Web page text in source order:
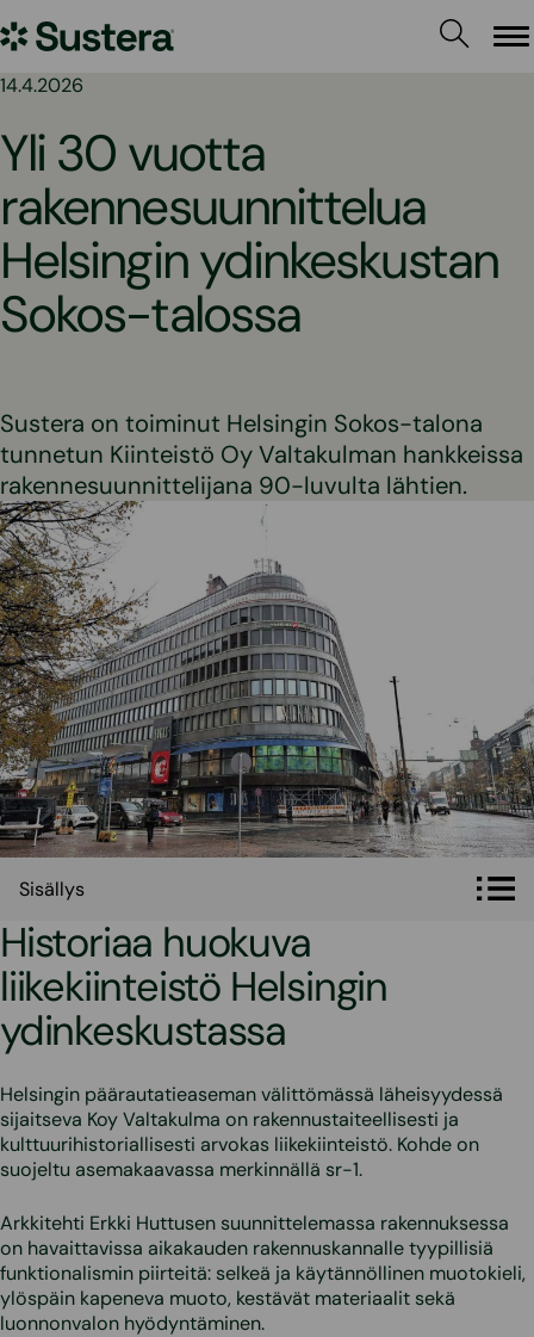
sisältöön
Sustera
14.4.2026
Yli 30 vuotta
rakennesuunnittelua
Helsingin ydinkeskustan
Sokos-talossa
Sustera on toiminut Helsingin Sokos-talona
tunnetun Kiinteistö Oy Valtakulman hankkeissa
rakennesuunnittelijana 90-luvulta lähtien.
Sisällys
Historiaa huokuva
liikekiinteistö Helsingin
ydinkeskustassa
Helsingin päärautatieaseman välittömässä läheisyydessä
sijaitseva Koy Valtakulma on rakennustaiteellisesti ja
kulttuurihistoriallisesti arvokas liikekiinteistö. Kohde on
suojeltu asemakaavassa merkinnällä sr-1.
Arkkitehti Erkki Huttusen suunnittelemassa rakennuksessa
on havaittavissa aikakauden rakennuskannalle tyypillisiä
funktionalismin piirteitä: selkeä ja käytännöllinen muotokieli,
ylöspäin kapeneva muoto, kestävät materiaalit sekä
luonnonvalon hyödyntäminen.